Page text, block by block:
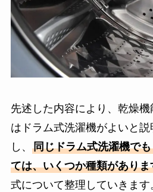
先述した内容により、乾燥
はドラム式洗濯機がよいと
し、 同じドラム式洗濯機で
ては、いくつか種類がありま
式について整理していきます